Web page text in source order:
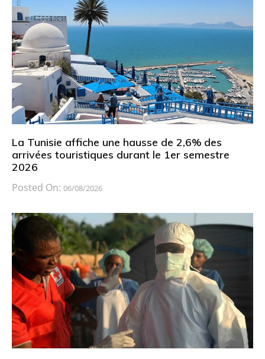
La Tunisie affiche une hausse de 2,6% des
arrivées touristiques durant le 1er semestre
2026
Posted On: 06/08/2026